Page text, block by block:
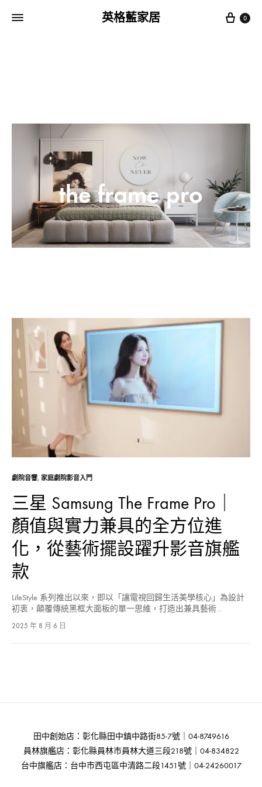
英格藍家居 Cart
0
the frame pro
劇院音響, 家庭劇院影音入門
三星 Samsung The Frame Pro｜
顏值與實力兼具的全方位進
化，從藝術擺設躍升影音旗艦
款
LifeStyle 系列推出以來，即以「讓電視回歸生活美學核心」為設計
初衷，顛覆傳統黑框大面板的單一思維，打造出兼具藝術…
2025 年 8 月 6 日
田中創始店：彰化縣田中鎮中路街85-7號｜04-8749616
員林旗艦店：彰化縣員林市員林大道三段218號｜04-834822
台中旗艦店：台中市西屯區中清路二段1451號｜04-24260017